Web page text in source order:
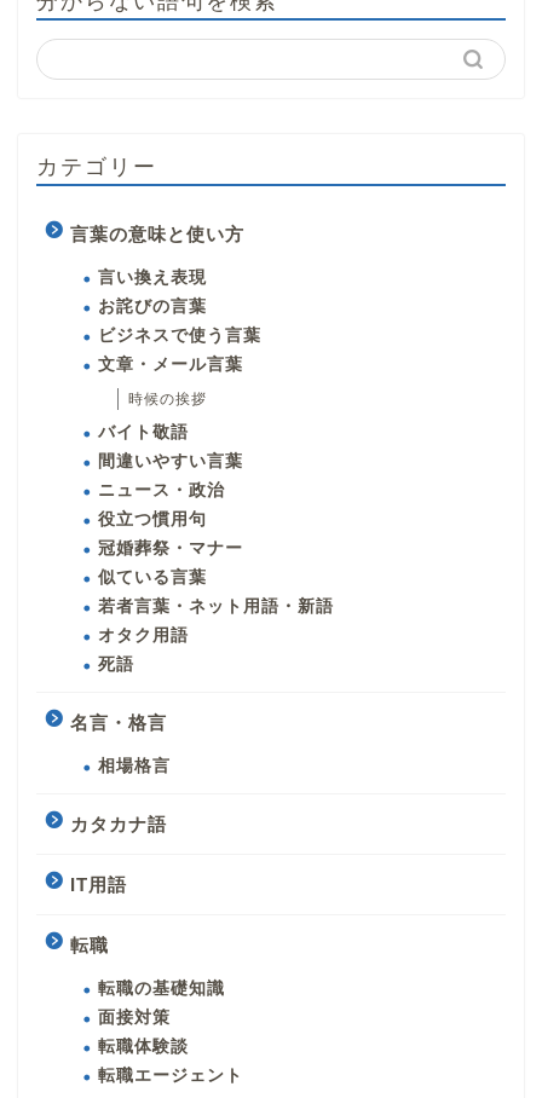
カテゴリー
言葉の意味と使い方
言い換え表現
お詫びの言葉
ビジネスで使う言葉
文章・メール言葉
時候の挨拶
バイト敬語
間違いやすい言葉
ニュース・政治
役立つ慣用句
冠婚葬祭・マナー
似ている言葉
若者言葉・ネット用語・新語
オタク用語
死語
名言・格言
相場格言
カタカナ語
IT用語
転職
転職の基礎知識
面接対策
転職体験談
転職エージェント